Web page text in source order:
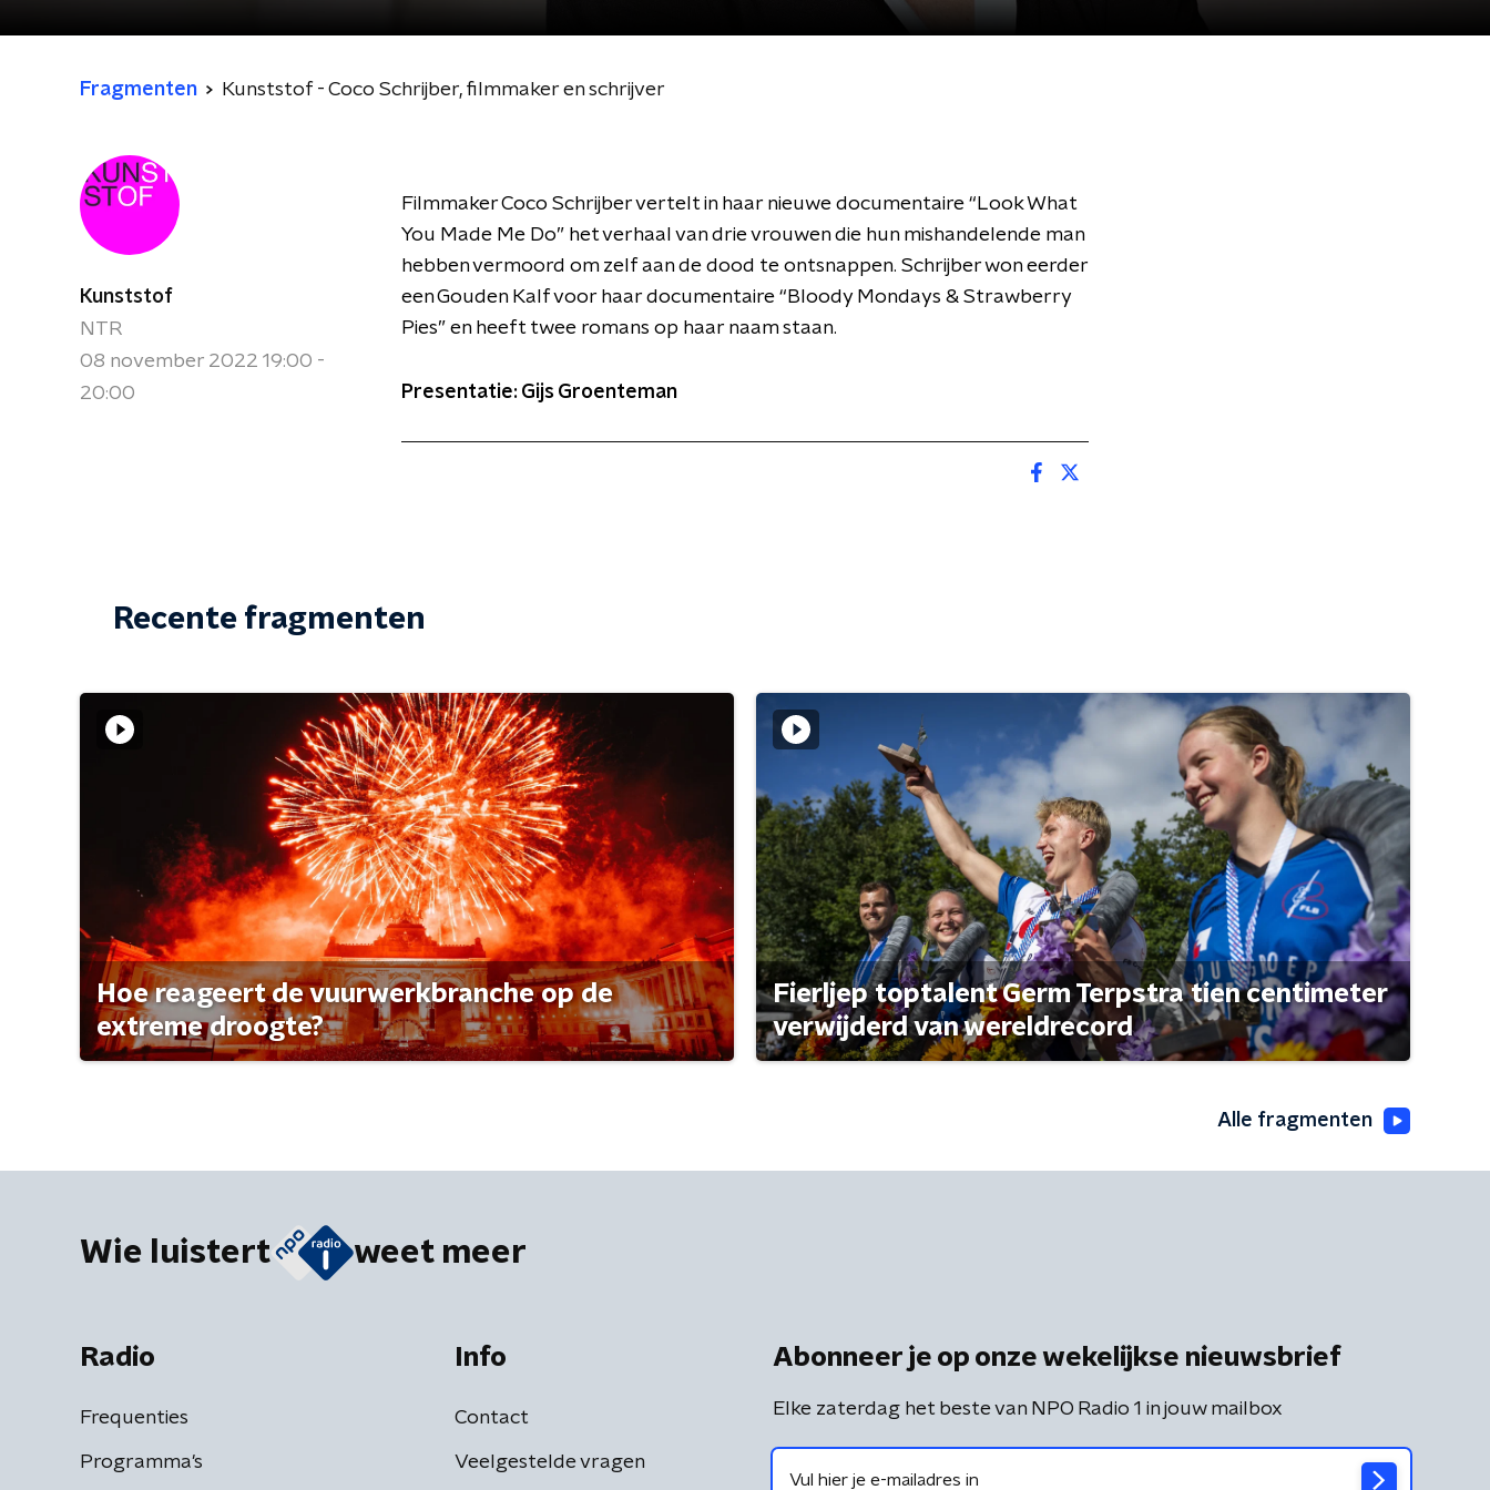
Fragmenten Kunststof - Coco Schrijber, filmmaker en schrijver
Kunststof
NTR
08 november 2022 19:00 -
20:00
Filmmaker Coco Schrijber vertelt in haar nieuwe documentaire “Look What
You Made Me Do” het verhaal van drie vrouwen die hun mishandelende man
hebben vermoord om zelf aan de dood te ontsnappen. Schrijber won eerder
een Gouden Kalf voor haar documentaire “Bloody Mondays & Strawberry
Pies” en heeft twee romans op haar naam staan.
Presentatie: Gijs Groenteman
Recente fragmenten
Hoe reageert de vuurwerkbranche op de
extreme droogte?
Fierljep toptalent Germ Terpstra tien centimeter
verwijderd van wereldrecord
Alle fragmenten
Wie luistert weet meer
Radio
Frequenties
Programma's
Info
Contact
Veelgestelde vragen
Abonneer je op onze wekelijkse nieuwsbrief
Elke zaterdag het beste van NPO Radio 1 in jouw mailbox